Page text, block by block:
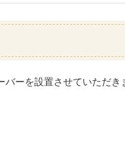
ーを設置させていただき